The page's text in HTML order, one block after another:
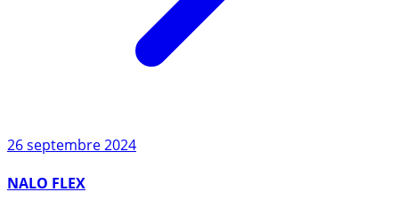
26 septembre 2024